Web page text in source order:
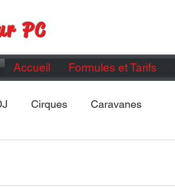
PC
Accueil Formules et Tarifs
Cirques Caravanes